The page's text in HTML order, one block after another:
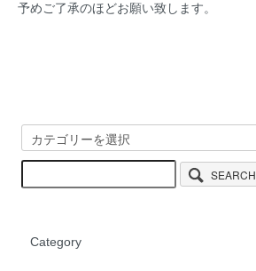
予めご了承のほどお願い致します。
SEARCH
Category